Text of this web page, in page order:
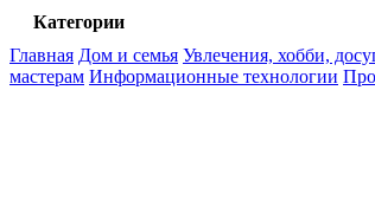
Категории
Главная Дом и семья Увлечения, хобби,
мастерам Информационные технологии